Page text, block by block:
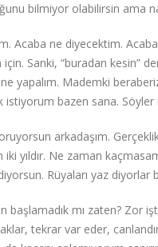
bilmiyor olabilirsin ama
Acaba ne diyecektim.
Sanki, “buradan kesin”
yapalım. Mademki
bazen sana. Söyler
arkadaşım.
iki yıldır. Ne zaman
Rüyaları yaz diyorlar
mı zaten? Zor
tekrar var eder,